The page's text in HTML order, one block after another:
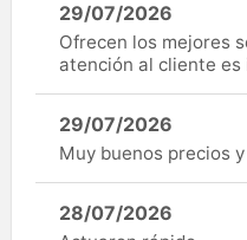
29/07/2026
Ofrecen los mejores
atención al cliente es
29/07/2026
Muy buenos precios
28/07/2026